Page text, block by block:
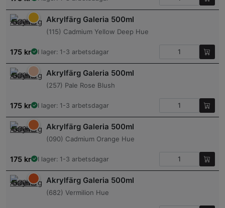
Akrylfärg Galeria 500ml
(115) Cadmium Yellow Deep Hue
175 kr I lager: 1-3 arbetsdagar
Akrylfärg Galeria 500ml
(257) Pale Rose Blush
175 kr I lager: 1-3 arbetsdagar
Akrylfärg Galeria 500ml
(090) Cadmium Orange Hue
175 kr I lager: 1-3 arbetsdagar
Akrylfärg Galeria 500ml
(682) Vermilion Hue